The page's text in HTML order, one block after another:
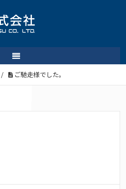
/ ご馳走様でした。